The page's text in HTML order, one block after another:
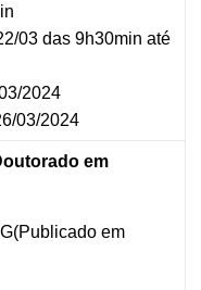
03 das 9h30min até
2024
03/2024
em
em